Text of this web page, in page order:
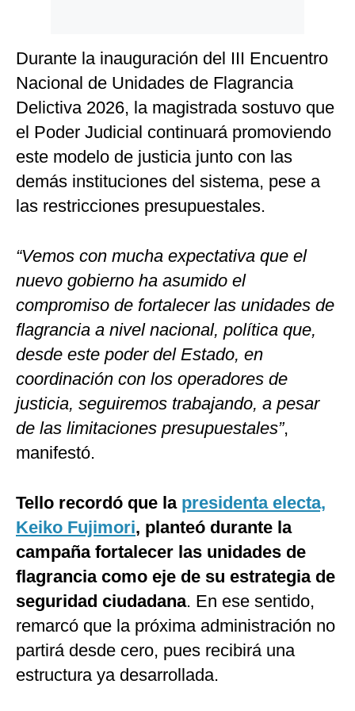
Durante la inauguración del III Encuentro
Nacional de Unidades de Flagrancia
Delictiva 2026, la magistrada sostuvo que
el Poder Judicial continuará promoviendo
este modelo de justicia junto con las
demás instituciones del sistema, pese a
las restricciones presupuestales.
“Vemos con mucha expectativa que el
nuevo gobierno ha asumido el
compromiso de fortalecer las unidades de
flagrancia a nivel nacional, política que,
desde este poder del Estado, en
coordinación con los operadores de
justicia, seguiremos trabajando, a pesar
de las limitaciones presupuestales”,
manifestó.
Tello recordó que la presidenta electa,
Keiko Fujimori, planteó durante la
campaña fortalecer las unidades de
flagrancia como eje de su estrategia de
seguridad ciudadana. En ese sentido,
remarcó que la próxima administración no
partirá desde cero, pues recibirá una
estructura ya desarrollada.